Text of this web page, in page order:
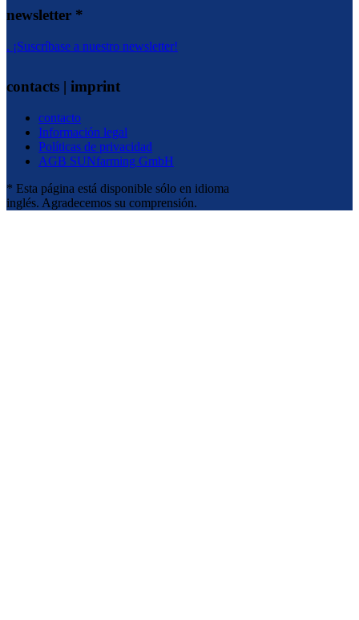
newsletter *
. ¡Suscríbase a nuestro newsletter!
contacts | imprint
contacto
Información legal
Políticas de privacidad
AGB SUNfarming GmbH
* Esta página está disponible sólo en idioma
inglés. Agradecemos su comprensión.